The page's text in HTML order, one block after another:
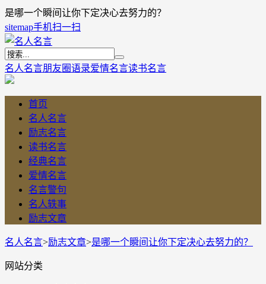
是哪一个瞬间让你下定决心去努力的？
sitemap手机扫一扫
名人名言朋友圈语录爱情名言读书名言
首页
名人名言
励志名言
读书名言
经典名言
爱情名言
名言警句
名人轶事
励志文章
名人名言>励志文章>是哪一个瞬间让你下定决心去努力的？
网站分类